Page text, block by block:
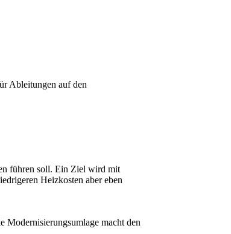
Ableitungen auf den
führen soll. Ein Ziel wird mit
Heizkosten aber eben
Modernisierungsumlage macht den